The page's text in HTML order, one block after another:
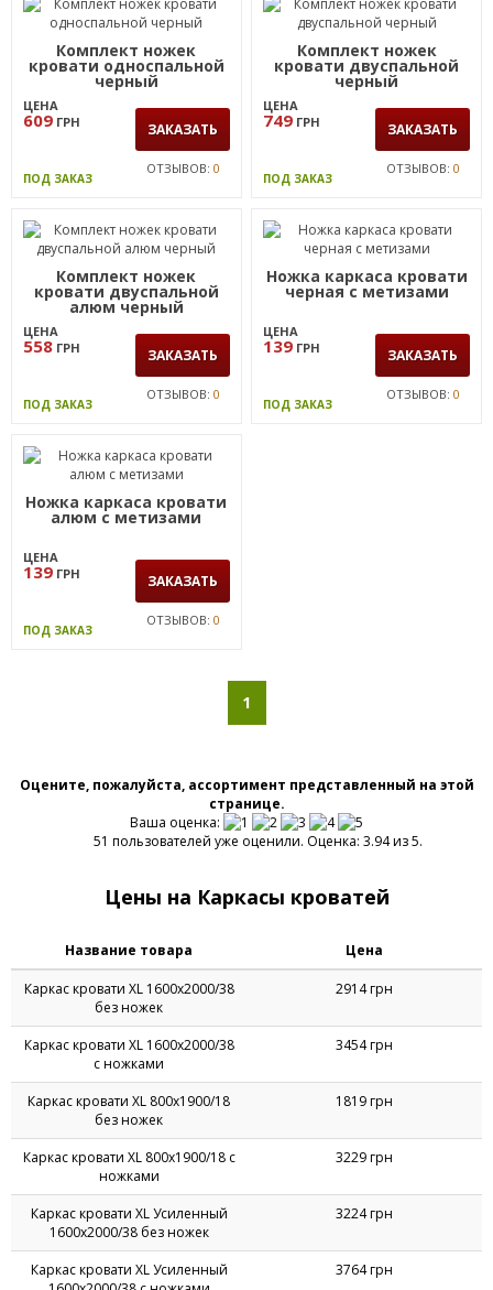
ЦЕНА
ГРН КУПИТЬ
В НАЛИЧИИ
Комплект ножек
кровати односпальной
алюм черный
ЦЕНА
447 ЗАКАЗАТЬ
ОТЗЫВОВ:0
Комплект ножек
кровати односпальной
черный
ЦЕНА
609 ГРН ЗАКАЗАТЬ
ОТЗЫВОВ:0
Комплект ножек
кровати двуспальной
черный
ЦЕНА
ОТЗЫВОВ:0
Комплект ножек
кровати двуспальной
алюм черный
ЦЕНА
ОТЗЫВОВ:0
ОТЗЫВОВ:0
1
Оцените, пожалуйста, ассортимент представленный на этой
странице.
Ваша оценка:
51 пользователей уже оценили. Оценка: 3.94 из 5.
Цены на Каркасы кроватей
Название товара Цена
Каркас кровати XL 1600х2000/38
без ножек
Каркас кровати XL 1600х2000/38
с ножками